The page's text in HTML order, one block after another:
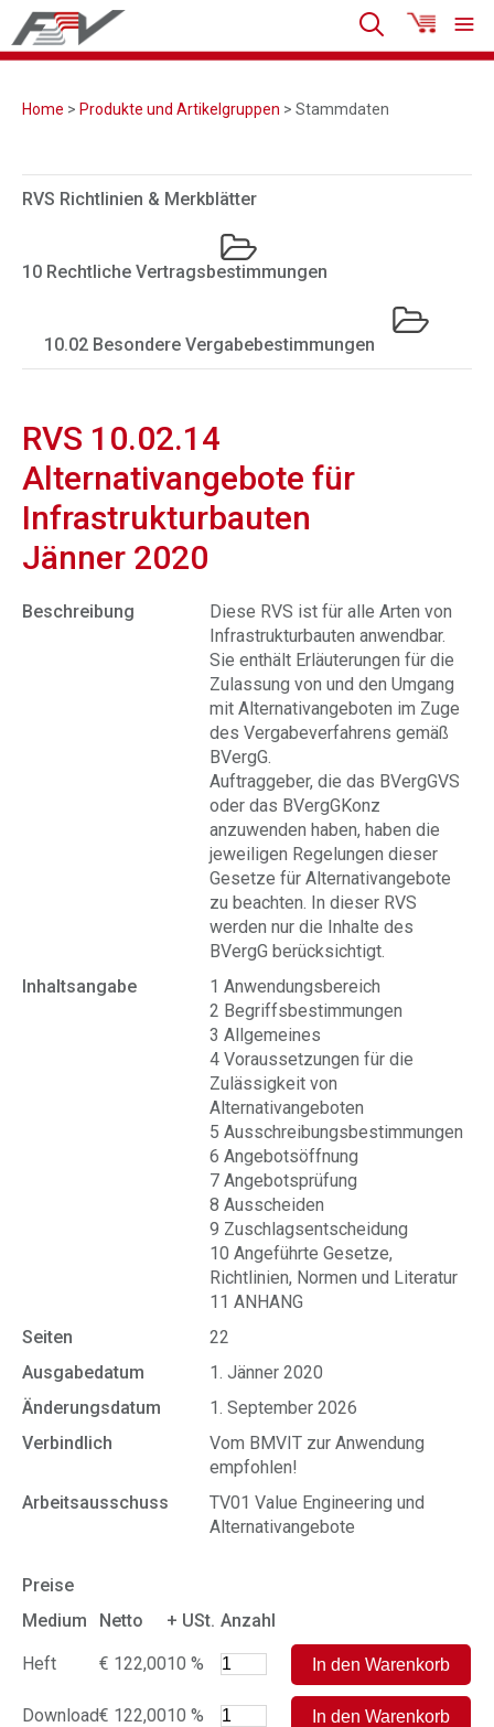
Home > Produkte und Artikelgruppen > Stammdaten
RVS Richtlinien & Merkblätter
10 Rechtliche Vertragsbestimmungen
10.02 Besondere Vergabebestimmungen
RVS 10.02.14
Alternativangebote für
Infrastrukturbauten
Jänner 2020
Beschreibung
Diese RVS ist für alle Arten von
Infrastrukturbauten anwendbar.
Sie enthält Erläuterungen für die
Zulassung von und den Umgang
mit Alternativangeboten im Zuge
des Vergabeverfahrens gemäß
BVergG.
Auftraggeber, die das BVergGVS
oder das BVergGKonz
anzuwenden haben, haben die
jeweiligen Regelungen dieser
Gesetze für Alternativangebote
zu beachten. In dieser RVS
werden nur die Inhalte des
BVergG berücksichtigt.
Inhaltsangabe
1 Anwendungsbereich
2 Begriffsbestimmungen
3 Allgemeines
4 Voraussetzungen für die
Zulässigkeit von
Alternativangeboten
5 Ausschreibungsbestimmungen
6 Angebotsöffnung
7 Angebotsprüfung
8 Ausscheiden
9 Zuschlagsentscheidung
10 Angeführte Gesetze,
Richtlinien, Normen und Literatur
11 ANHANG
Seiten
22
Ausgabedatum
1. Jänner 2020
Änderungsdatum
1. September 2026
Verbindlich
Vom BMVIT zur Anwendung
empfohlen!
Arbeitsausschuss
TV01 Value Engineering und
Alternativangebote
Preise
Medium
Netto + USt. Anzahl
Heft € 122,0010 %
Download€ 122,0010 %